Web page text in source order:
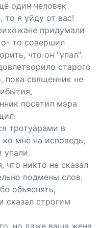
один человек
то я уйду от вас!
придумали
то совершил
что он "упал".
старого
пока священник не
посетил мэра
тротуарами в
мне на исповедь,
упали.
что никто не сказал
подмены слов.
объяснять,
сказал строгим
но даже ваша жена